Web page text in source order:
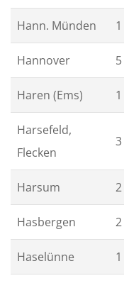
Hann. Münden 1
Hannover 5
Haren (Ems) 1
Harsefeld,
Flecken
3
Harsum 2
Hasbergen 2
Haselünne 1